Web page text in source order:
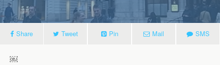
Share Tweet Pin Mail SMS
￼